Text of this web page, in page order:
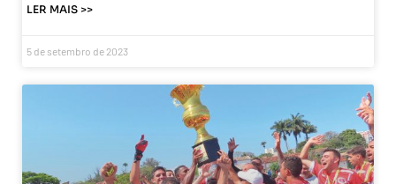
LER MAIS >>
5 de setembro de 2023